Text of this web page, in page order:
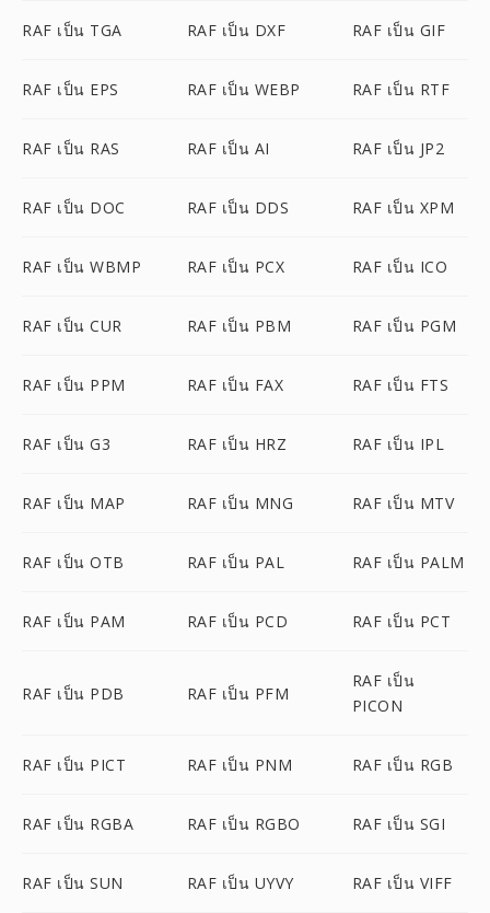
RAF เป็น TGA RAF เป็น DXF RAF เป็น GIF
RAF เป็น EPS RAF เป็น WEBP RAF เป็น RTF
RAF เป็น RAS RAF เป็น AI RAF เป็น JP2
RAF เป็น DOC RAF เป็น DDS RAF เป็น XPM
RAF เป็น WBMP RAF เป็น PCX RAF เป็น ICO
RAF เป็น CUR RAF เป็น PBM RAF เป็น PGM
RAF เป็น PPM RAF เป็น FAX RAF เป็น FTS
RAF เป็น G3 RAF เป็น HRZ RAF เป็น IPL
RAF เป็น MAP RAF เป็น MNG RAF เป็น MTV
RAF เป็น OTB RAF เป็น PAL RAF เป็น PALM
RAF เป็น PAM RAF เป็น PCD RAF เป็น PCT
RAF เป็น PDB RAF เป็น PFM
RAF เป็น
PICON
RAF เป็น PICT RAF เป็น PNM RAF เป็น RGB
RAF เป็น RGBA RAF เป็น RGBO RAF เป็น SGI
RAF เป็น SUN RAF เป็น UYVY RAF เป็น VIFF